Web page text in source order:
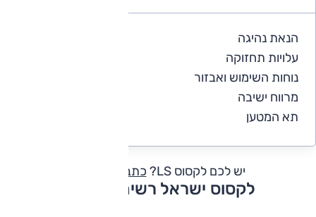
הנאת נהיגה
עלויות תחזוקה
נוחות השימוש ואבזור
מרווח ישיבה
תא המטען
יש לכם לקסוס LS? כתבו חוות דעת
לקסוס ישראל רשימת דגמים